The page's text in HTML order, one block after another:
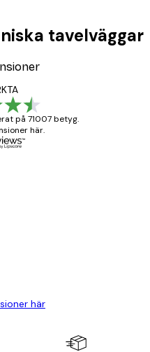
tavelväggar
på 71007 betyg.
här.
här